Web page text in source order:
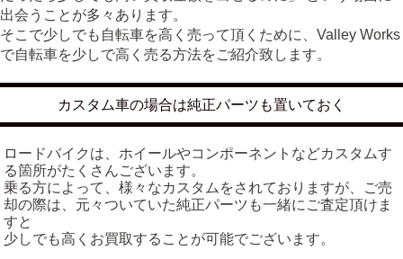
出会うことが多々あります。
そこで少しでも自転車を高く売って頂くために、Valley Works
で自転車を少しで高く売る方法をご紹介致します。
カスタム車の場合は純正パーツも置いておく
ロードバイクは、ホイールやコンポーネントなどカスタムす
る箇所がたくさんございます。
乗る方によって、様々なカスタムをされておりますが、ご売
却の際は、元々ついていた純正パーツも一緒にご査定頂けま
すと
少しでも高くお買取することが可能でございます。